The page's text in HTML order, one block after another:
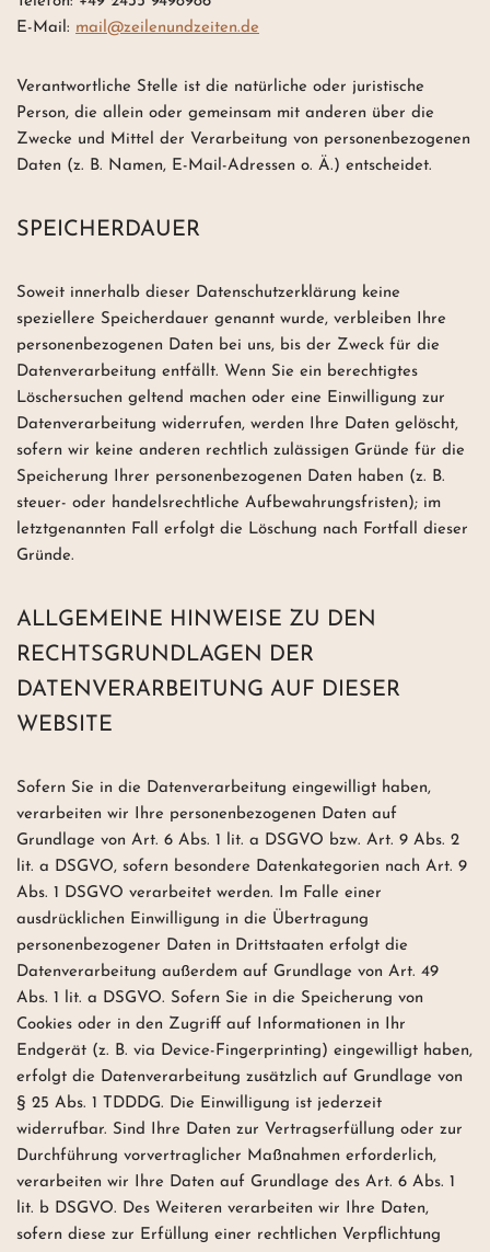
E-Mail: mail@zeilenundzeiten.de
Verantwortliche Stelle ist die natürliche oder juristische
Person, die allein oder gemeinsam mit anderen über die
Zwecke und Mittel der Verarbeitung von personenbezogenen
Daten (z. B. Namen, E-Mail-Adressen o. Ä.) entscheidet.
SPEICHERDAUER
Soweit innerhalb dieser Datenschutzerklärung keine
speziellere Speicherdauer genannt wurde, verbleiben Ihre
personenbezogenen Daten bei uns, bis der Zweck für die
Datenverarbeitung entfällt. Wenn Sie ein berechtigtes
Löschersuchen geltend machen oder eine Einwilligung zur
Datenverarbeitung widerrufen, werden Ihre Daten gelöscht,
sofern wir keine anderen rechtlich zulässigen Gründe für die
Speicherung Ihrer personenbezogenen Daten haben (z. B.
steuer- oder handelsrechtliche Aufbewahrungsfristen); im
letztgenannten Fall erfolgt die Löschung nach Fortfall dieser
Gründe.
ALLGEMEINE HINWEISE ZU DEN
RECHTSGRUNDLAGEN DER
DATENVERARBEITUNG AUF DIESER
WEBSITE
Sofern Sie in die Datenverarbeitung eingewilligt haben,
verarbeiten wir Ihre personenbezogenen Daten auf
Grundlage von Art. 6 Abs. 1 lit. a DSGVO bzw. Art. 9 Abs. 2
lit. a DSGVO, sofern besondere Datenkategorien nach Art. 9
Abs. 1 DSGVO verarbeitet werden. Im Falle einer
ausdrücklichen Einwilligung in die Übertragung
personenbezogener Daten in Drittstaaten erfolgt die
Datenverarbeitung außerdem auf Grundlage von Art. 49
Abs. 1 lit. a DSGVO. Sofern Sie in die Speicherung von
Cookies oder in den Zugriff auf Informationen in Ihr
Endgerät (z. B. via Device-Fingerprinting) eingewilligt haben,
erfolgt die Datenverarbeitung zusätzlich auf Grundlage von
§ 25 Abs. 1 TDDDG. Die Einwilligung ist jederzeit
widerrufbar. Sind Ihre Daten zur Vertragserfüllung oder zur
Durchführung vorvertraglicher Maßnahmen erforderlich,
verarbeiten wir Ihre Daten auf Grundlage des Art. 6 Abs. 1
lit. b DSGVO. Des Weiteren verarbeiten wir Ihre Daten,
sofern diese zur Erfüllung einer rechtlichen Verpflichtung